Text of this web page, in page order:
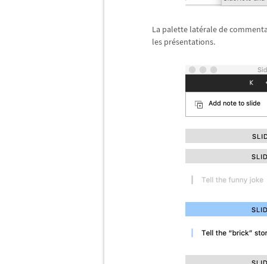
La palette latérale de
les présentations.